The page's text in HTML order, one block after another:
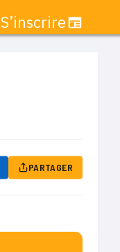
S’inscrire
PARTAGER